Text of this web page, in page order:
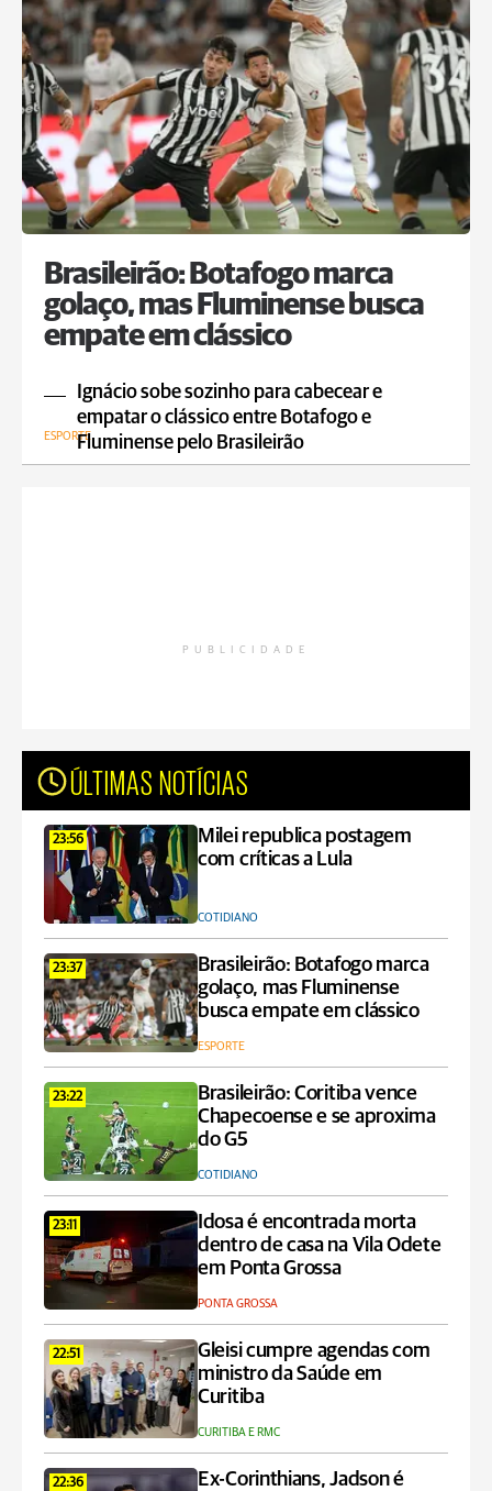
Brasileirão: Botafogo marca
golaço, mas Fluminense busca
empate em clássico
Ignácio sobe sozinho para cabecear e
empatar o clássico entre Botafogo e
Fluminense pelo Brasileirão
ESPORTE
PUBLICIDADE
ÚLTIMAS NOTÍCIAS
23:56
Milei republica postagem
com críticas a Lula
COTIDIANO
23:37
Brasileirão: Botafogo marca
golaço, mas Fluminense
busca empate em clássico
ESPORTE
23:22
Brasileirão: Coritiba vence
Chapecoense e se aproxima
do G5
COTIDIANO
23:11
Idosa é encontrada morta
dentro de casa na Vila Odete
em Ponta Grossa
PONTA GROSSA
22:51
Gleisi cumpre agendas com
ministro da Saúde em
Curitiba
CURITIBA E RMC
22:36
Ex-Corinthians, Jadson é